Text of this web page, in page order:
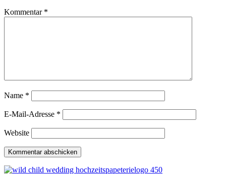
Kommentar *
Name *
E-Mail-Adresse *
Website